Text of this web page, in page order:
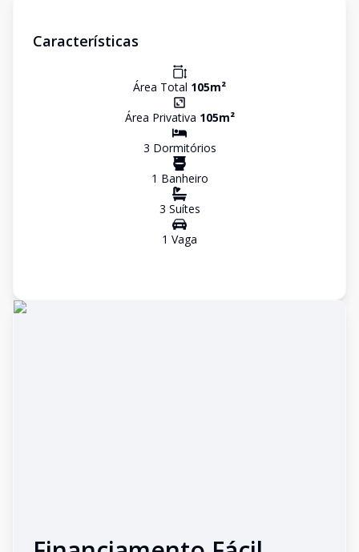
Características
Área Total 105m²
Área Privativa 105m²
3 Dormitórios
1 Banheiro
3 Suítes
1 Vaga